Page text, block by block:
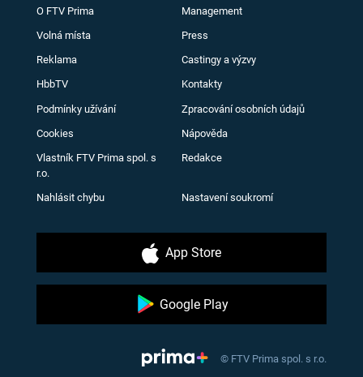
O FTV Prima Management
Volná místa Press
Reklama Castingy a výzvy
HbbTV Kontakty
Podmínky užívání Zpracování osobních údajů
Cookies Nápověda
Vlastník FTV Prima spol. s
r.o.
Redakce
Nahlásit chybu Nastavení soukromí
App Store
Google Play
© FTV Prima spol. s r.o.